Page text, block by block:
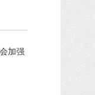
加强